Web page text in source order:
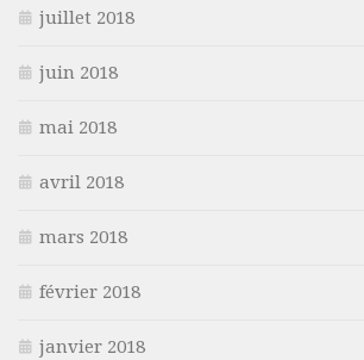
juillet 2018
juin 2018
mai 2018
avril 2018
mars 2018
février 2018
janvier 2018